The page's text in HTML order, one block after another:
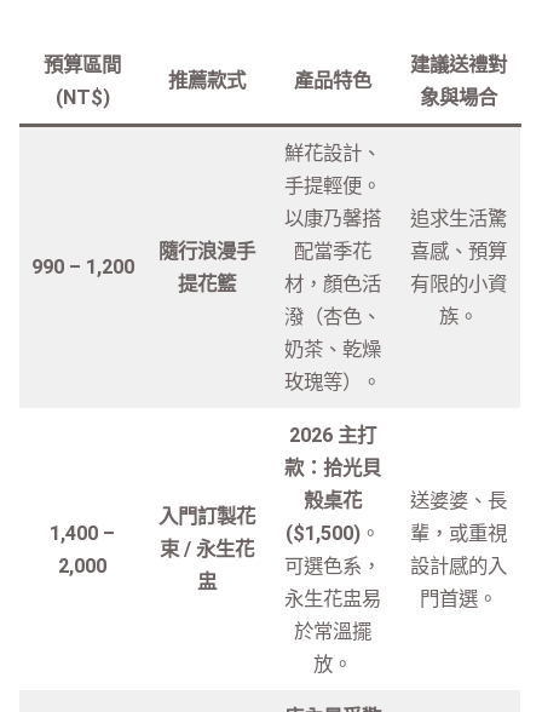
預算區間
(NT$)
推薦款式 產品特色
建議送禮對
象與場合
990 – 1,200
隨行浪漫手
提花籃
鮮花設計、
手提輕便。
以康乃馨搭
配當季花
材，顏色活
潑（杏色、
奶茶、乾燥
玫瑰等）。
追求生活驚
喜感、預算
有限的小資
族。
1,400 –
2,000
入門訂製花
束 / 永生花
盅
2026 主打
款：拾光貝
殼桌花
($1,500)。
可選色系，
永生花盅易
於常溫擺
放。
送婆婆、長
輩，或重視
設計感的入
門首選。